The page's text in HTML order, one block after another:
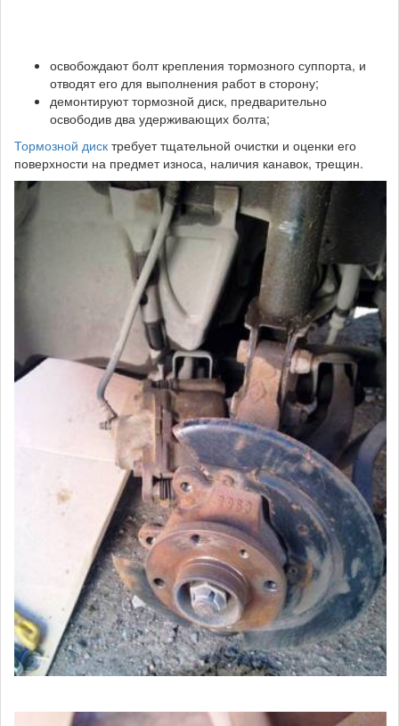
освобождают болт крепления тормозного суппорта, и
отводят его для выполнения работ в сторону;
демонтируют тормозной диск, предварительно
освободив два удерживающих болта;
Тормозной диск требует тщательной очистки и оценки его
поверхности на предмет износа, наличия канавок, трещин.